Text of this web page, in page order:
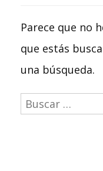
Parece que no
que estás
una búsqueda.
Buscar: